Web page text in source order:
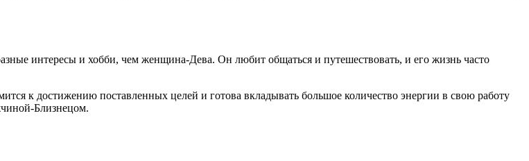
интересы и хобби, чем женщина-Дева. Он любит общаться и путешествовать, и его жизнь часто
к достижению поставленных целей и готова вкладывать большое количество энергии в свою работу
Близнецом.